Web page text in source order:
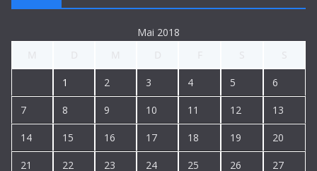
Mai 2018
1 2 3 4 5 6
7 8 9 10 11 12 13
14 15 16 17 18 19 20
21 22 23 24 25 26 27